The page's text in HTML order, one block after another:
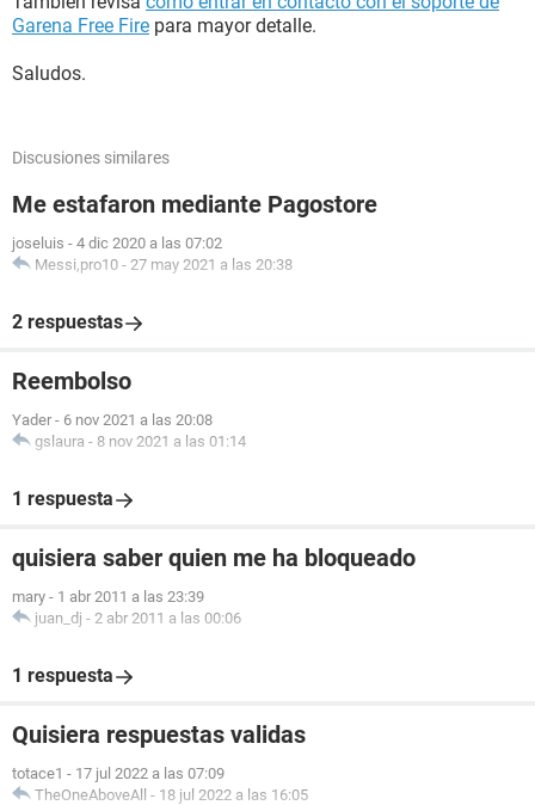
Garena Free Fire para mayor detalle.
Saludos.
Discusiones similares
Me estafaron mediante Pagostore
joseluis - 4 dic 2020 a las 07:02
Messi,pro10 - 27 may 2021 a las 20:38
2 respuestas
Reembolso
Yader - 6 nov 2021 a las 20:08
gslaura - 8 nov 2021 a las 01:14
1 respuesta
quisiera saber quien me ha bloqueado
mary - 1 abr 2011 a las 23:39
juan_dj - 2 abr 2011 a las 00:06
1 respuesta
Quisiera respuestas validas
totace1 - 17 jul 2022 a las 07:09
TheOneAboveAll - 18 jul 2022 a las 16:05